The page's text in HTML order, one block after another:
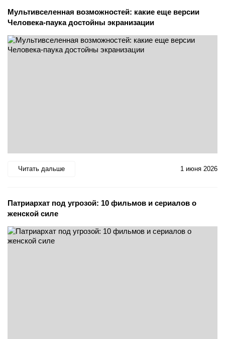
Мультивселенная возможностей: какие еще версии
Человека-паука достойны экранизации
Читать дальше 1 июня 2026
Патриархат под угрозой: 10 фильмов и сериалов о
женской силе